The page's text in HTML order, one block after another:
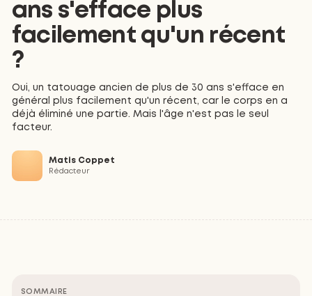
ans s'efface plus
facilement qu'un récent
?
Oui, un tatouage ancien de plus de 30 ans s'efface en
général plus facilement qu'un récent, car le corps en a
déjà éliminé une partie. Mais l'âge n'est pas le seul
facteur.
Matis Coppet
Rédacteur
SOMMAIRE